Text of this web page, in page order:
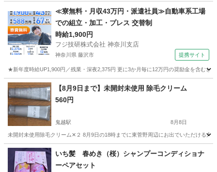
北習志野駅 スキンケア
≪寮無料・月収43万円・派遣社員≫自動車系工場
での組立・加工・プレス 交替制
時給1,900円
フジ技研株式会社 神奈川支店
神奈川県 藤沢市 提携サイト
★新年度時給UP1,900円／残業・深夜2,375円 更に3か月毎に12万円の奨励金を含む
神奈川 藤沢市 その他
【8月9日まで】未開封未使用 除毛クリーム
560円
鬼越駅 8月8日
未開封未使用除毛クリーム✕２ 8月9日の18時までに東菅野周辺にお出でいただける方
千葉 市川市 鬼越駅 ボディケア
いち髪 春めき（桜）シャンプーコンディショナ
ーペアセット